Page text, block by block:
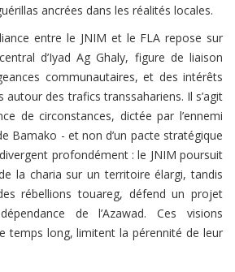
ancrées dans les réalités locales.
entre le JNIM et le FLA repose sur
d’Iyad Ag Ghaly, figure de liaison
communautaires, et des intérêts
des trafics transsahariens. Il s’agit
de circonstances, dictée par l’ennemi
Bamako - et non d’un pacte stratégique
profondément : le JNIM poursuit
la charia sur un territoire élargi, tandis
rébellions touareg, défend un projet
de l’Azawad. Ces visions
temps long, limitent la pérennité de leur